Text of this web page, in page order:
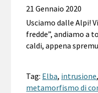
21 Gennaio 2020
Usciamo dalle Alpi!
fredde”, andiamo a
caldi, appena
Tag: Elba, intrusione,
metamorfismo di